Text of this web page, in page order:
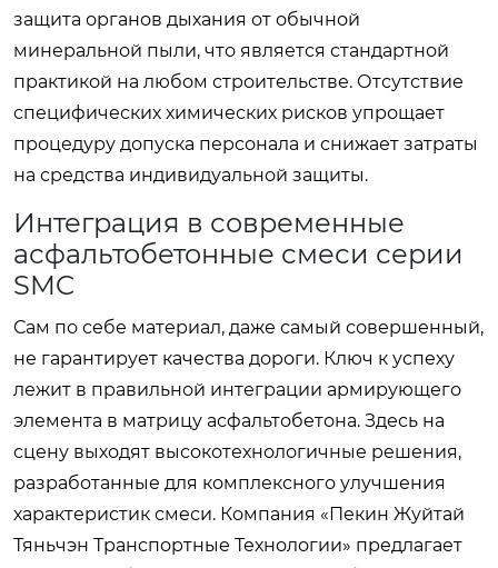
защита органов дыхания от обычной
минеральной пыли, что является стандартной
практикой на любом строительстве. Отсутствие
специфических химических рисков упрощает
процедуру допуска персонала и снижает затраты
на средства индивидуальной защиты.
Интеграция в современные
асфальтобетонные смеси серии
SMC
Сам по себе материал, даже самый совершенный,
не гарантирует качества дороги. Ключ к успеху
лежит в правильной интеграции армирующего
элемента в матрицу асфальтобетона. Здесь на
сцену выходят высокотехнологичные решения,
разработанные для комплексного улучшения
характеристик смеси. Компания «Пекин Жуйтай
Тяньчэн Транспортные Технологии» предлагает